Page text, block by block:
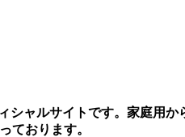
シャルサイトです。家庭用か
ております。